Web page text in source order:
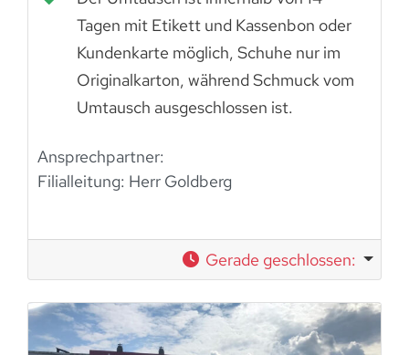
Tagen mit Etikett und Kassenbon oder
Kundenkarte möglich, Schuhe nur im
Originalkarton, während Schmuck vom
Umtausch ausgeschlossen ist.
Ansprechpartner:
Filialleitung: Herr Goldberg
Gerade geschlossen: